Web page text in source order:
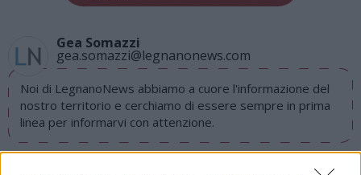
Gea Somazzi
gea.somazzi@legnanonews.com
Noi di LegnanoNews abbiamo a cuore l'informazione del
nostro territorio e cerchiamo di essere sempre in prima
linea per informarvi con attenzione.